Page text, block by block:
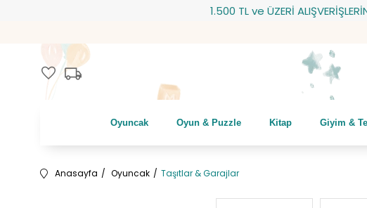
1.500 TL ve ÜZERİ ALIŞVERİŞLERİNİZDE
favorite local_shipping
Oyuncak Oyun & Puzzle Kitap Giyim &
Anasayfa Oyuncak Taşıtlar & Garajlar